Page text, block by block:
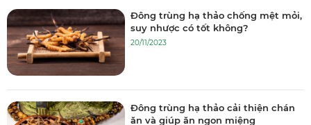
Đông trùng hạ thảo chống mệt mỏi,
suy nhược có tốt không?
20/11/2023
Đông trùng hạ thảo cải thiện chán
ăn và giúp ăn ngon miệng